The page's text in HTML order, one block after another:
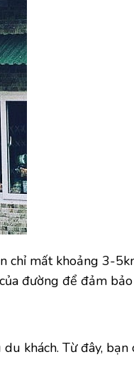
chỉ mất khoảng 3-
đường để đảm bảo
khách. Từ đây, bạn